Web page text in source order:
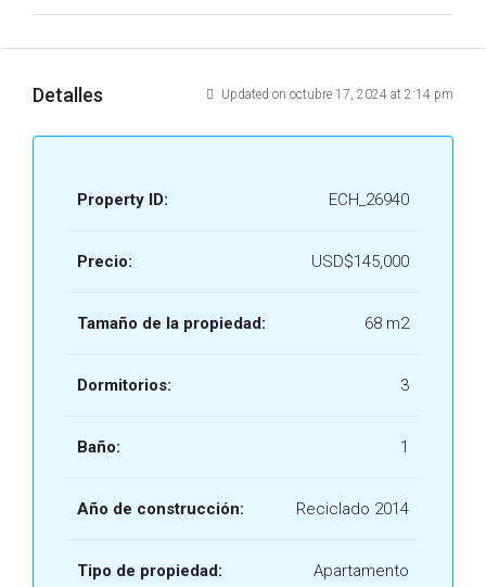
Detalles Updated on octubre 17, 2024 at 2:14 pm
Property ID: ECH_26940
Precio: USD$145,000
Tamaño de la propiedad: 68 m2
Dormitorios: 3
Baño: 1
Año de construcción: Reciclado 2014
Tipo de propiedad: Apartamento